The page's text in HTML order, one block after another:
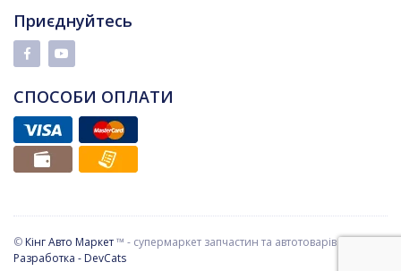
Приєднуйтесь
СПОСОБИ ОПЛАТИ
© Кінг Авто Маркет™ - супермаркет запчастин та автотоварів
Разработка - DevCats